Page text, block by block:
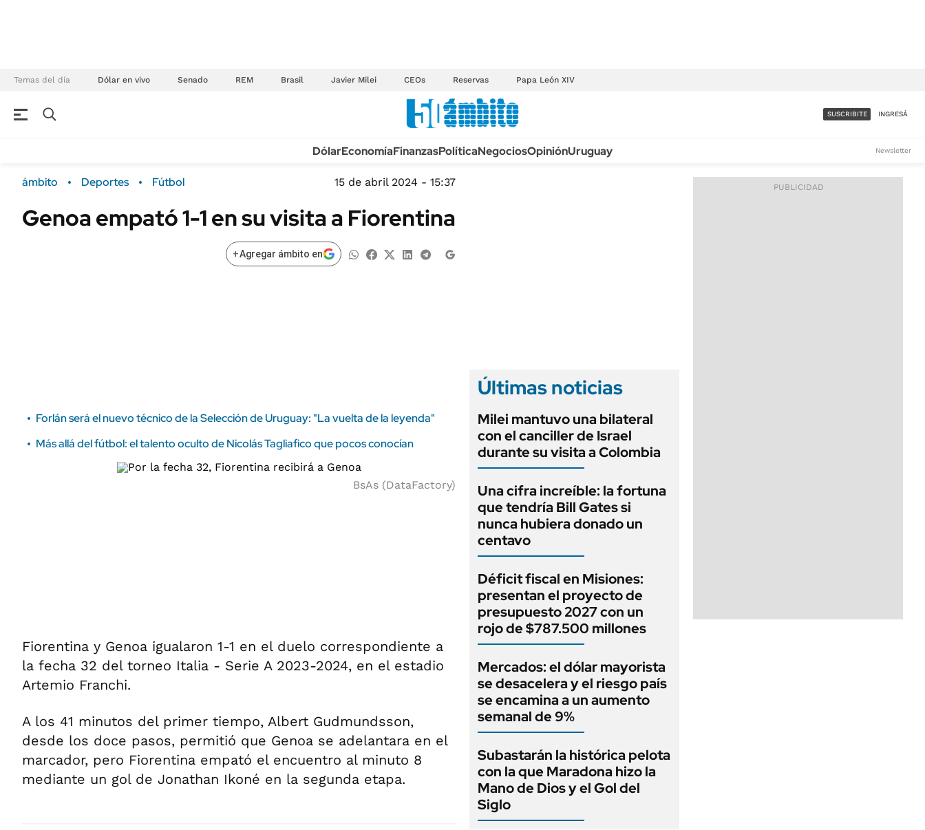
Temas del día Dólar en vivo Senado REM Brasil Javier Milei CEOs Reservas Papa León XIV
Campo Sustentabilidad
ENERGY REPORT
TECNOLOGÍA
MÉXICO
MUNDO
INFORMACIÓN GENERAL
ACCESO FULL - $1.800/MES
SUSCRIBITE INGRESÁ
DólarEconomíaFinanzasPolíticaNegociosOpiniónUruguay Newsletter
ámbito Deportes Fútbol 15 de abril 2024 - 15:37
Genoa empató 1-1 en su visita a Fiorentina
+Agregar ámbito en
Forlán será el nuevo técnico de la Selección de Uruguay: "La vuelta de la leyenda"
Más allá del fútbol: el talento oculto de Nicolás Tagliafico que pocos conocían
BsAs (DataFactory)
Fiorentina y Genoa igualaron 1-1 en el duelo correspondiente a
la fecha 32 del torneo Italia - Serie A 2023-2024, en el estadio
Artemio Franchi.
A los 41 minutos del primer tiempo, Albert Gudmundsson,
desde los doce pasos, permitió que Genoa se adelantara en el
marcador, pero Fiorentina empató el encuentro al minuto 8
mediante un gol de Jonathan Ikoné en la segunda etapa.
Últimas noticias
Milei mantuvo una bilateral
con el canciller de Israel
durante su visita a Colombia
Una cifra increíble: la fortuna
que tendría Bill Gates si
nunca hubiera donado un
centavo
Déficit fiscal en Misiones:
presentan el proyecto de
presupuesto 2027 con un
rojo de $787.500 millones
Mercados: el dólar mayorista
se desacelera y el riesgo país
se encamina a un aumento
semanal de 9%
Subastarán la histórica pelota
con la que Maradona hizo la
Mano de Dios y el Gol del
Siglo